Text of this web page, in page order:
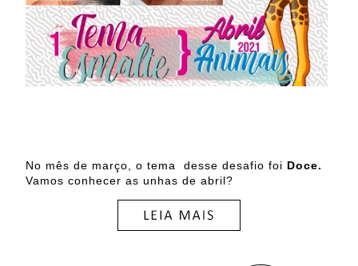
No mês de março, o tema desse desafio foi Doce.
Vamos conhecer as unhas de abril?